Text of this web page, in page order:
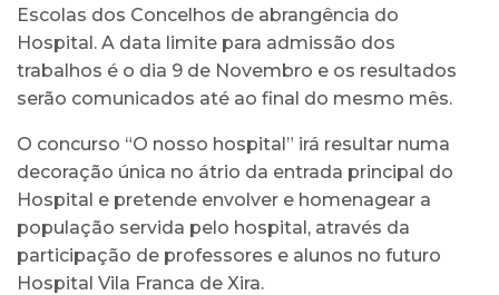
Escolas dos Concelhos de abrangência do
Hospital. A data limite para admissão dos
trabalhos é o dia 9 de Novembro e os resultados
serão comunicados até ao final do mesmo mês.
O concurso “O nosso hospital” irá resultar numa
decoração única no átrio da entrada principal do
Hospital e pretende envolver e homenagear a
população servida pelo hospital, através da
participação de professores e alunos no futuro
Hospital Vila Franca de Xira.